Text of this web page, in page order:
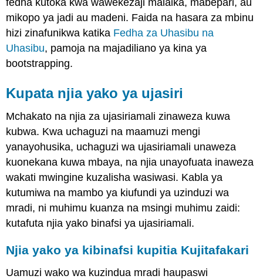
mikopo ya jadi au madeni. Faida na hasara za mbinu
hizi zinafunikwa katika Fedha za Uhasibu na
Uhasibu, pamoja na majadiliano ya kina ya
bootstrapping.
Kupata njia yako ya ujasiri
Mchakato na njia za ujasiriamali zinaweza kuwa
kubwa. Kwa uchaguzi na maamuzi mengi
yanayohusika, uchaguzi wa ujasiriamali unaweza
kuonekana kuwa mbaya, na njia unayofuata inaweza
wakati mwingine kuzalisha wasiwasi. Kabla ya
kutumiwa na mambo ya kiufundi ya uzinduzi wa
mradi, ni muhimu kuanza na msingi muhimu zaidi:
kutafuta njia yako binafsi ya ujasiriamali.
Njia yako ya kibinafsi kupitia Kujitafakari
Uamuzi wako wa kuzindua mradi haupaswi